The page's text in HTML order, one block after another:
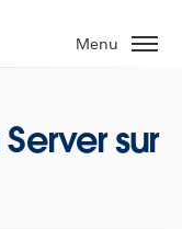
Menu
sur